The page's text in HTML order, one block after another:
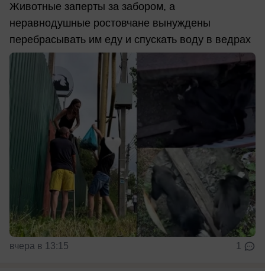
Животные заперты за забором, а
неравнодушные ростовчане вынуждены
перебрасывать им еду и спускать воду в ведрах
вчера в 13:15 1